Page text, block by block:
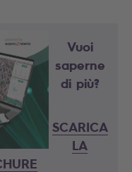
Vuoi
saperne
di più?
SCARICA
LA